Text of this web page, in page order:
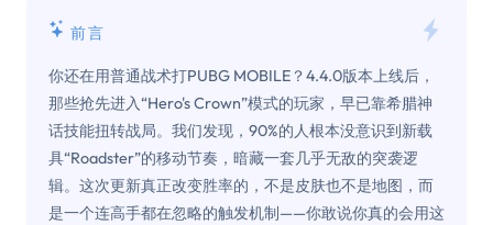
前言
你还在用普通战术打PUBG MOBILE？4.4.0版本上线后，
那些抢先进入“Hero's Crown”模式的玩家，早已靠希腊神
话技能扭转战局。我们发现，90%的人根本没意识到新载
具“Roadster”的移动节奏，暗藏一套几乎无敌的突袭逻
辑。这次更新真正改变胜率的，不是皮肤也不是地图，而
是一个连高手都在忽略的触发机制——你敢说你真的会用这